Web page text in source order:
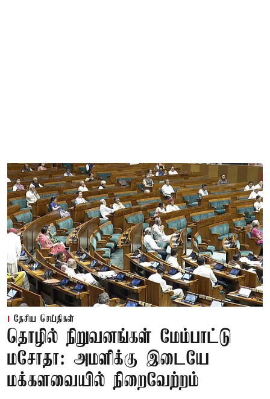
தேசிய செய்திகள்
தொழில் நிறுவனங்கள் மேம்பாட்டு
மசோதா: அமளிக்கு இடையே
மக்களவையில் நிறைவேற்றம்